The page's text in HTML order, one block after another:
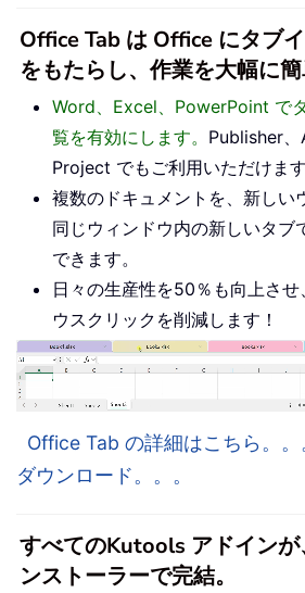
Office Tab は Office にタブ
をもたらし、作業を大幅に
Word、Excel、PowerPoint で
覧を有効にします。 Publisher、
Project でもご利用いただけます
複数のドキュメントを、新しい
同じウィンドウ内の新しいタブ
できます。
日々の生産性を50％も向上さ
ウスクリックを削減します！
Office Tab の詳細はこちら。。
ダウンロード。。。
すべてのKutools アドイン
ンストーラーで完結。